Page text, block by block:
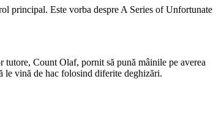
principal. Este vorba despre A Series of Unfortunate
Count Olaf, pornit să pună mâinile pe averea
le vină de hac folosind diferite deghizări.